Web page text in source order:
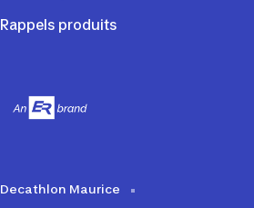
Rappels produits
Decathlon Maurice